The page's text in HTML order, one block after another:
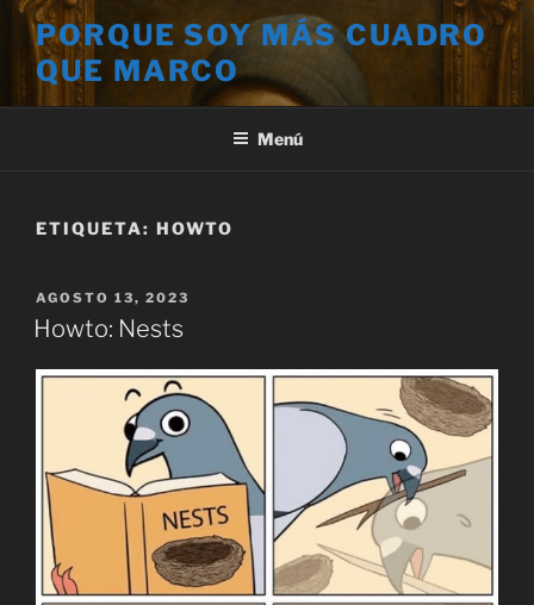
Saltar
contenido
PORQUE SOY MÁS CUADRO
QUE MARCO
Menú
ETIQUETA: HOWTO
PUBLICADO
EL
AGOSTO 13, 2023
Howto: Nests